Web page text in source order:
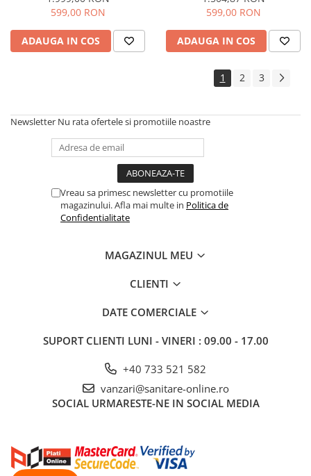
LM6806C, Crom
599,00 RON
ADAUGA IN COS
Crom
599,00 RON
ADAUGA IN COS
1 2 3
Newsletter Nu rata ofertele si promotiile noastre
Vreau sa primesc newsletter cu promotiile
magazinului. Afla mai multe in Politica de
Confidentialitate
MAGAZINUL MEU
CLIENTI
DATE COMERCIALE
SUPORT CLIENTI LUNI - VINERI : 09.00 - 17.00
+40 733 521 582
vanzari@sanitare-online.ro
SOCIAL URMARESTE-NE IN SOCIAL MEDIA